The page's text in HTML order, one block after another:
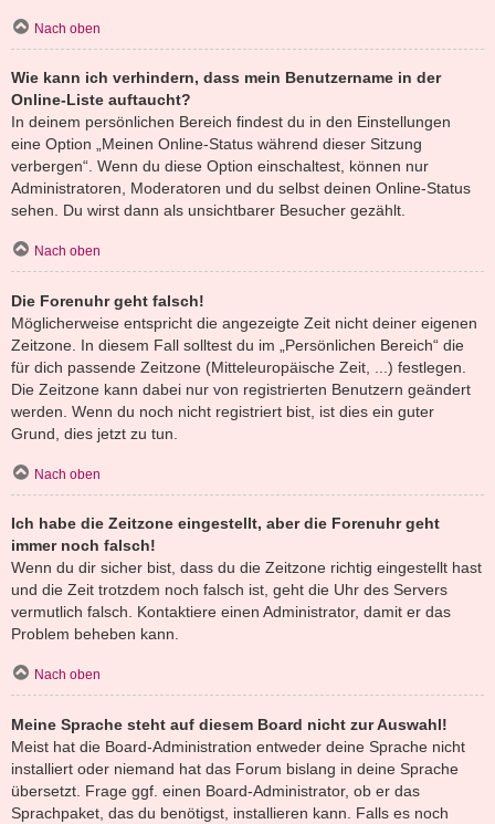
Nach oben
Wie kann ich verhindern, dass mein Benutzername in der
Online-Liste auftaucht?
In deinem persönlichen Bereich findest du in den Einstellungen
eine Option „Meinen Online-Status während dieser Sitzung
verbergen“. Wenn du diese Option einschaltest, können nur
Administratoren, Moderatoren und du selbst deinen Online-Status
sehen. Du wirst dann als unsichtbarer Besucher gezählt.
Nach oben
Die Forenuhr geht falsch!
Möglicherweise entspricht die angezeigte Zeit nicht deiner eigenen
Zeitzone. In diesem Fall solltest du im „Persönlichen Bereich“ die
für dich passende Zeitzone (Mitteleuropäische Zeit, ...) festlegen.
Die Zeitzone kann dabei nur von registrierten Benutzern geändert
werden. Wenn du noch nicht registriert bist, ist dies ein guter
Grund, dies jetzt zu tun.
Nach oben
Ich habe die Zeitzone eingestellt, aber die Forenuhr geht
immer noch falsch!
Wenn du dir sicher bist, dass du die Zeitzone richtig eingestellt hast
und die Zeit trotzdem noch falsch ist, geht die Uhr des Servers
vermutlich falsch. Kontaktiere einen Administrator, damit er das
Problem beheben kann.
Nach oben
Meine Sprache steht auf diesem Board nicht zur Auswahl!
Meist hat die Board-Administration entweder deine Sprache nicht
installiert oder niemand hat das Forum bislang in deine Sprache
übersetzt. Frage ggf. einen Board-Administrator, ob er das
Sprachpaket, das du benötigst, installieren kann. Falls es noch